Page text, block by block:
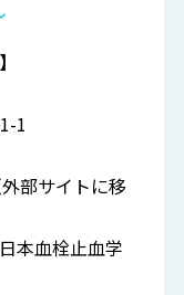
1
外部サイトに移
本血栓止血学